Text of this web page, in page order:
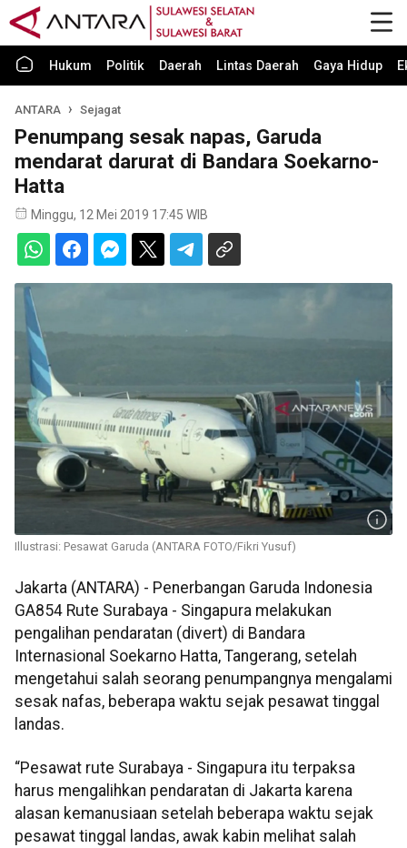
Hukum Politik Daerah Lintas Daerah Gaya Hidup
ANTARA Sejagat
Penumpang sesak napas, Garuda
mendarat darurat di Bandara Soekarno-
Hatta
Minggu, 12 Mei 2019 17:45 WIB
Illustrasi: Pesawat Garuda (ANTARA FOTO/Fikri Yusuf)
Jakarta (ANTARA) - Penerbangan Garuda Indonesia
GA854 Rute Surabaya - Singapura melakukan
pengalihan pendaratan (divert) di Bandara
Internasional Soekarno Hatta, Tangerang, setelah
mengetahui salah seorang penumpangnya mengalami
sesak nafas, beberapa waktu sejak pesawat tinggal
landas.
“Pesawat rute Surabaya - Singapura itu terpaksa
harus mengalihkan pendaratan di Jakarta karena
alasan kemanusiaan setelah beberapa waktu sejak
pesawat tinggal landas, awak kabin melihat salah